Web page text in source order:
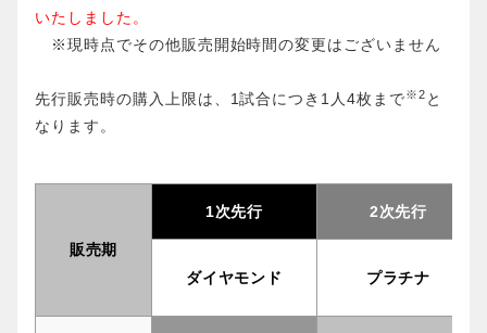
いたしました。
※現時点でその他販売開始時間の変更はございません
先行販売時の購入上限は、1試合につき1人4枚まで※2 と
なります。
販売期
1次先行 2次先行
ダイヤモンド プラチナ